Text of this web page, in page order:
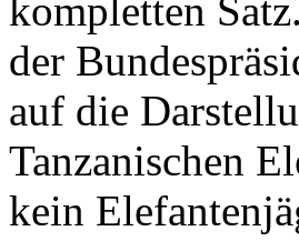
kompletten
der
auf die
Tanzanischen
kein